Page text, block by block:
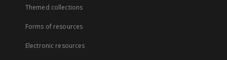
Themed collections
Forms of resources
Electronic resources